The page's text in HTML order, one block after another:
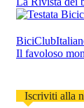
Il favoloso
Iscriviti alla